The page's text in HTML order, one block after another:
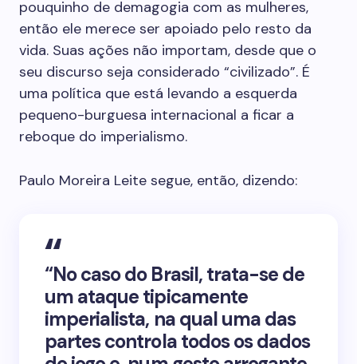
pouquinho de demagogia com as mulheres,
então ele merece ser apoiado pelo resto da
vida. Suas ações não importam, desde que o
seu discurso seja considerado “civilizado”. É
uma política que está levando a esquerda
pequeno-burguesa internacional a ficar a
reboque do imperialismo.
Paulo Moreira Leite segue, então, dizendo:
“No caso do Brasil, trata-se de
um ataque tipicamente
imperialista, na qual uma das
partes controla todos os dados